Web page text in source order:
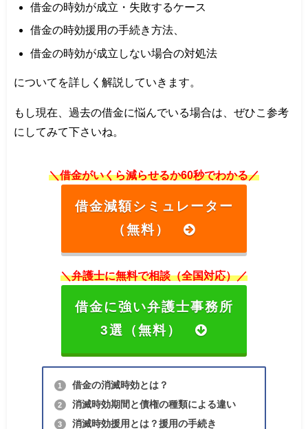
借金の時効が成立・失敗するケース
借金の時効援用の手続き方法、
借金の時効が成立しない場合の対処法
についてを詳しく解説していきます。
もし現在、過去の借金に悩んでいる場合は、ぜひこ参考
にしてみて下さいね。
＼借金がいくら減らせるか60秒でわかる／
借金減額シミュレーター
（無料）
＼弁護士に無料で相談（全国対応）／
借金に強い弁護士事務所
3選（無料）
1 借金の消滅時効とは？
2 消滅時効期間と債権の種類による違い
3 消滅時効援用とは？援用の手続き